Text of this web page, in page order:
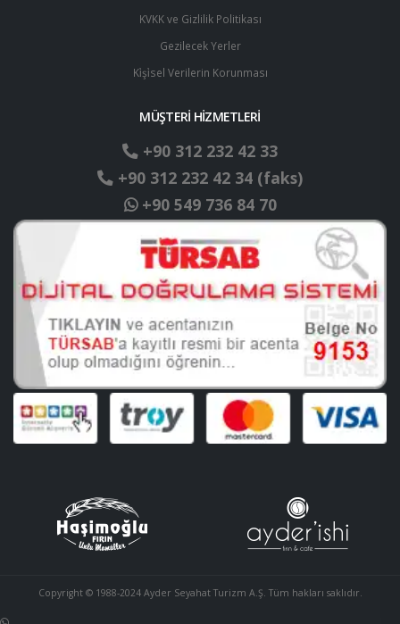
KVKK ve Gizlilik Politikası
Gezilecek Yerler
Ki̇şi̇sel Verilerin Korunması
MÜŞTERİ HİZMETLERİ
+90 312 232 42 33
+90 312 232 42 34 (faks)
+90 549 736 84 70
Copyright © 1988-2024 Ayder Seyahat Turizm A.Ş. Tüm hakları saklıdır.